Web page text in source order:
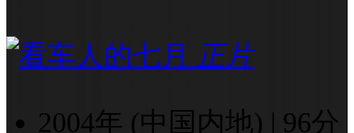
正片
2004年 (中国内地) | 96分